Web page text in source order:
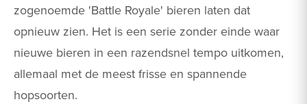
zogenoemde 'Battle Royale' bieren laten dat
opnieuw zien. Het is een serie zonder einde waar
nieuwe bieren in een razendsnel tempo uitkomen,
allemaal met de meest frisse en spannende
hopsoorten.